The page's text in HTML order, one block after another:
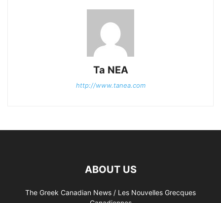
Ta NEA
http://www.tanea.com
ABOUT US
The Greek Canadian News / Les Nouvelles Grecques